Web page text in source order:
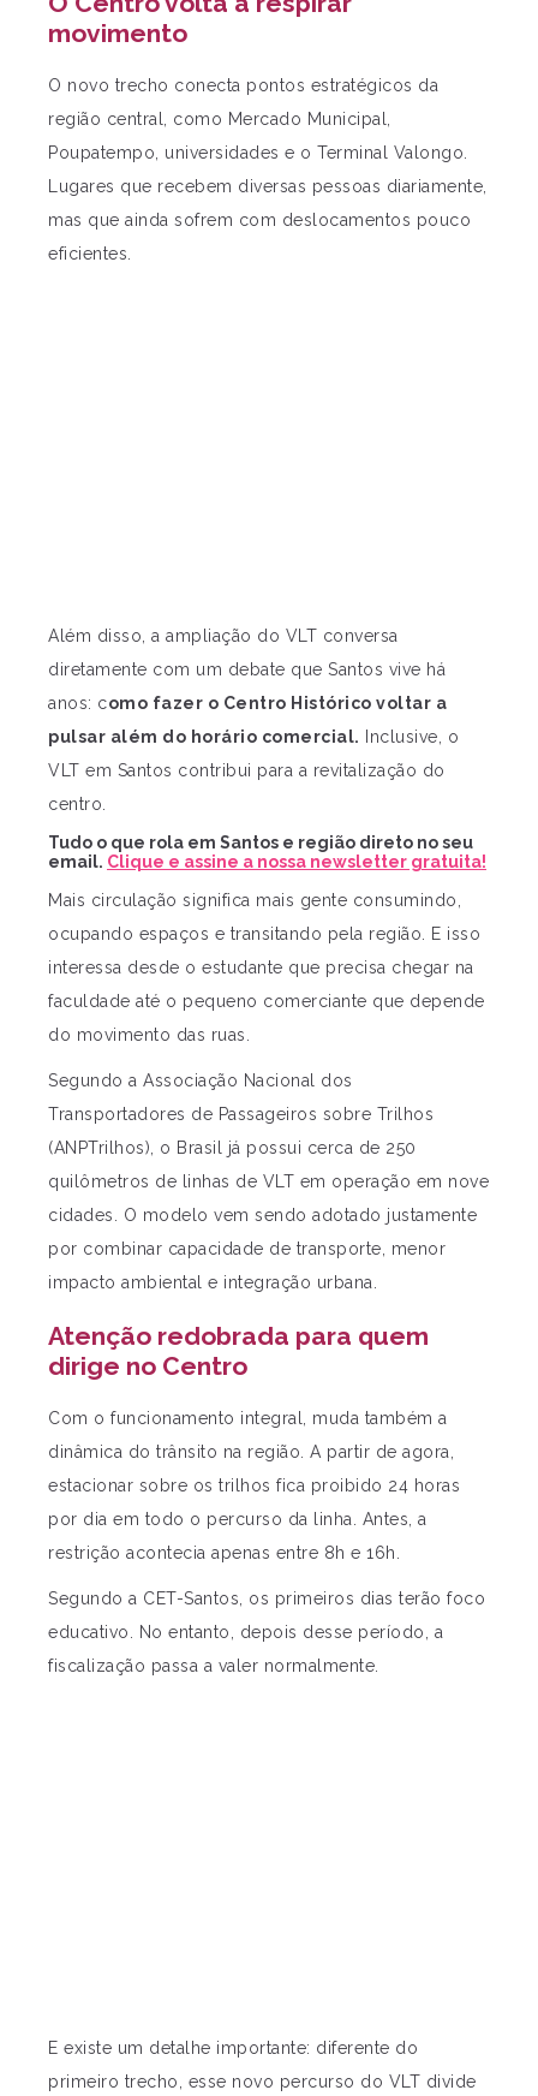
movimento
O novo trecho conecta pontos estratégicos da
região central, como Mercado Municipal,
Poupatempo, universidades e o Terminal Valongo.
Lugares que recebem diversas pessoas diariamente,
mas que ainda sofrem com deslocamentos pouco
eficientes.
Além disso, a ampliação do VLT conversa
diretamente com um debate que Santos vive há
anos: como fazer o Centro Histórico voltar a
pulsar além do horário comercial. Inclusive, o
VLT em Santos contribui para a revitalização do
centro.
Tudo o que rola em Santos e região direto no seu
email. Clique e assine a nossa newsletter gratuita!
Mais circulação significa mais gente consumindo,
ocupando espaços e transitando pela região. E isso
interessa desde o estudante que precisa chegar na
faculdade até o pequeno comerciante que depende
do movimento das ruas.
Segundo a Associação Nacional dos
Transportadores de Passageiros sobre Trilhos
(ANPTrilhos), o Brasil já possui cerca de 250
quilômetros de linhas de VLT em operação em nove
cidades. O modelo vem sendo adotado justamente
por combinar capacidade de transporte, menor
impacto ambiental e integração urbana.
Atenção redobrada para quem
dirige no Centro
Com o funcionamento integral, muda também a
dinâmica do trânsito na região. A partir de agora,
estacionar sobre os trilhos fica proibido 24 horas
por dia em todo o percurso da linha. Antes, a
restrição acontecia apenas entre 8h e 16h.
Segundo a CET-Santos, os primeiros dias terão foco
educativo. No entanto, depois desse período, a
fiscalização passa a valer normalmente.
E existe um detalhe importante: diferente do
primeiro trecho, esse novo percurso do VLT divide